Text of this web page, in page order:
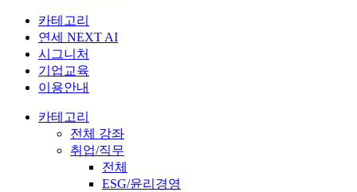
카테고리
연세 NEXT AI
시그니처
기업교육
이용안내
카테고리
전체 강좌
취업/직무
전체
ESG/윤리경영